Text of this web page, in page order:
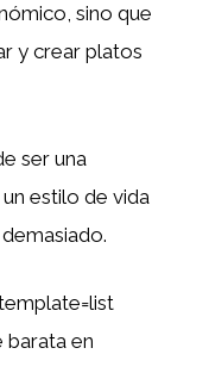
sino que
y crear platos
ser una
estilo de vida
barata en